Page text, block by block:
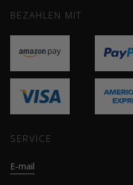
BEZAHLEN MIT
SERVICE
E-mail